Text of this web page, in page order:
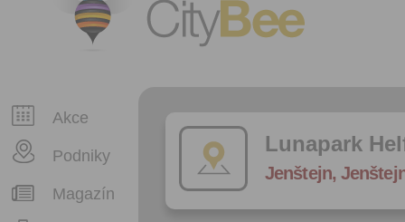
CityBee
Akce
Podniky
Magazín
Lunapark
Jenštejn,